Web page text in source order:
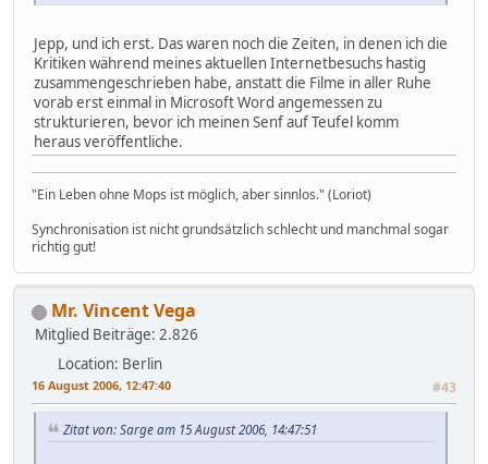
Jepp, und ich erst. Das waren noch die Zeiten, in denen ich die
Kritiken während meines aktuellen Internetbesuchs hastig
zusammengeschrieben habe, anstatt die Filme in aller Ruhe
vorab erst einmal in Microsoft Word angemessen zu
strukturieren, bevor ich meinen Senf auf Teufel komm
heraus veröffentliche.
"Ein Leben ohne Mops ist möglich, aber sinnlos." (Loriot)
Synchronisation ist nicht grundsätzlich schlecht und manchmal sogar
richtig gut!
Mr. Vincent Vega
Mitglied Beiträge: 2.826
Location: Berlin
16 August 2006, 12:47:40 #43
Zitat von: Sarge am 15 August 2006, 14:47:51